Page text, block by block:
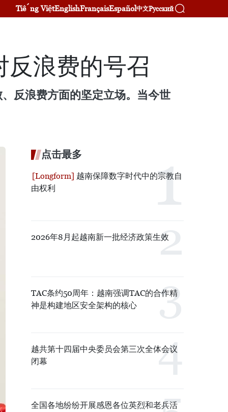
Tiếng ViệtEnglishFrançaisEspañol中文Русский
浪费的号召
反浪费方面的坚定立场。当今世
点击最多
越南保障数字时代中的宗教自
由权利
2026年8月起越南新一批经济政策生效
TAC条约50周年：越南强调TAC的合作精
神是构建地区安全架构的核心
越共第十四届中央委员会第三次全体会议
闭幕
全国各地纷纷开展感恩各位英烈和老兵活